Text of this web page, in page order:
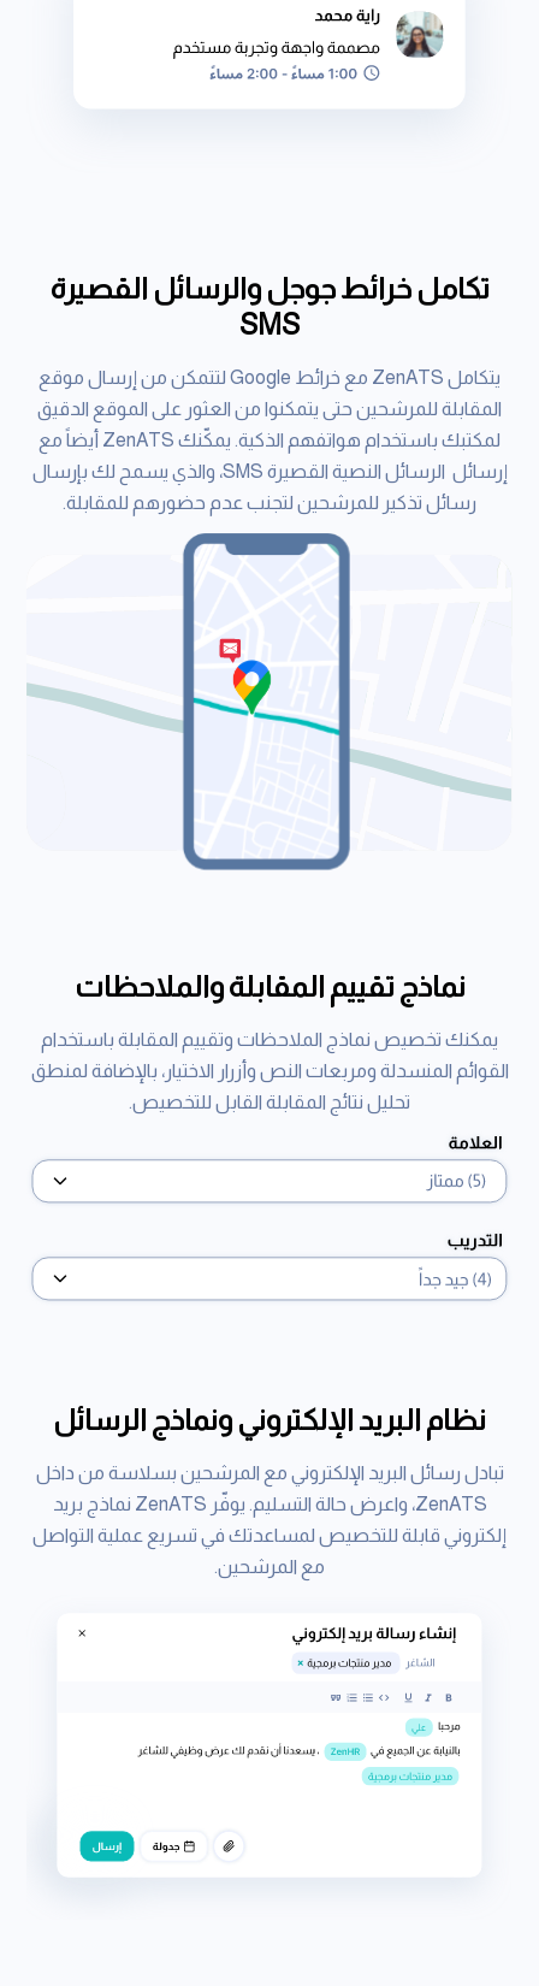
تكامل خرائط جوجل والرسائل القصيرة
SMS
يتكامل ZenATS مع خرائط Google لتتمكن من إرسال موقع
المقابلة للمرشحين حتى يتمكنوا من العثور على الموقع الدقيق
لمكتبك باستخدام هواتفهم الذكية. يمكّنك ZenATS أيضاً مع
إرسائل الرسائل النصية القصيرة SMS، والذي يسمح لك بإرسال
رسائل تذكير للمرشحين لتجنب عدم حضورهم للمقابلة.
نماذج تقييم المقابلة والملاحظات
يمكنك تخصيص نماذج الملاحظات وتقييم المقابلة باستخدام
القوائم المنسدلة ومربعات النص وأزرار الاختيار، بالإضافة لمنطق
تحليل نتائج المقابلة القابل للتخصيص.
نظام البريد الإلكتروني ونماذج الرسائل
تبادل رسائل البريد الإلكتروني مع المرشحين بسلاسة من داخل
ZenATS، واعرض حالة التسليم. يوفّر ZenATS نماذج بريد
إلكتروني قابلة للتخصيص لمساعدتك في تسريع عملية التواصل
مع المرشحين.